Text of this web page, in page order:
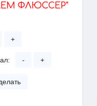
ФЛЮССЕР"
+
- +